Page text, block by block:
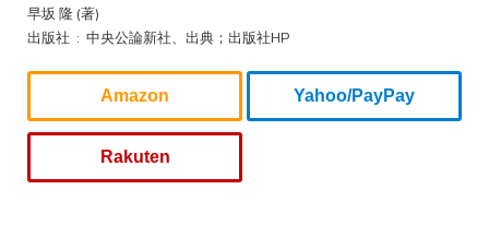
早坂 隆 (著)
出版社 ‏ : ‎ 中央公論新社、出典；出版社HP
Amazon Yahoo/PayPay
Rakuten